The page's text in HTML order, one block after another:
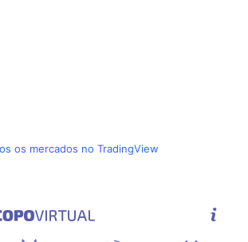
os mercados no TradingView